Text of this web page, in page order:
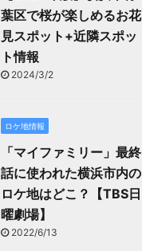
葉区で桜が楽しめるお花
見スポット+近隣スポッ
ト情報
2024/3/2
ロケ地情報
「マイファミリー」最終
話に使われた横浜市内の
ロケ地はどこ？【TBS日
曜劇場】
2022/6/13